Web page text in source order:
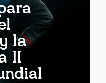
la
II